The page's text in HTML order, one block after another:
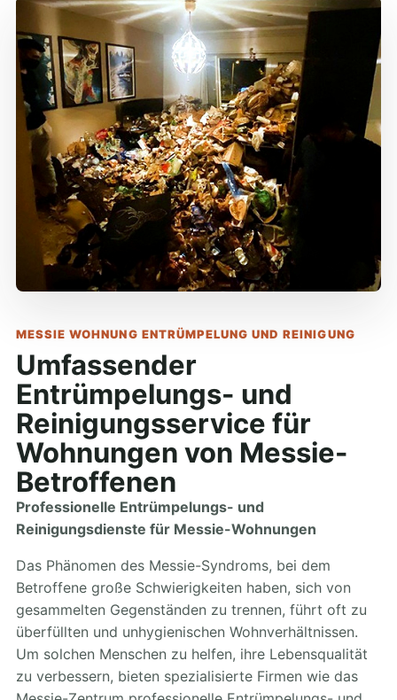
MESSIE WOHNUNG ENTRÜMPELUNG UND REINIGUNG
Umfassender
Entrümpelungs- und
Reinigungsservice für
Wohnungen von Messie-
Betroffenen
Professionelle Entrümpelungs- und
Reinigungsdienste für Messie-Wohnungen
Das Phänomen des Messie-Syndroms, bei dem
Betroffene große Schwierigkeiten haben, sich von
gesammelten Gegenständen zu trennen, führt oft zu
überfüllten und unhygienischen Wohnverhältnissen.
Um solchen Menschen zu helfen, ihre Lebensqualität
zu verbessern, bieten spezialisierte Firmen wie das